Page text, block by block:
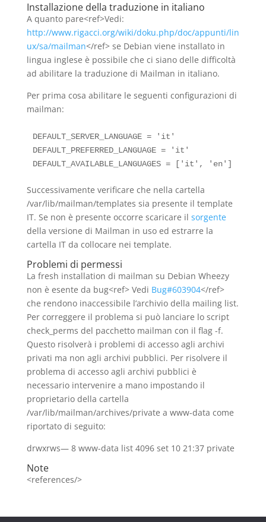
Installazione della traduzione in italiano
A quanto pare<ref>Vedi:
http://www.rigacci.org/wiki/doku.php/doc/appunti/lin
ux/sa/mailman</ref> se Debian viene installato in
lingua inglese è possibile che ci siano delle difficoltà
ad abilitare la traduzione di Mailman in italiano.
Per prima cosa abilitare le seguenti configurazioni di
mailman:
DEFAULT_SERVER_LANGUAGE = 'it'
DEFAULT_PREFERRED_LANGUAGE = 'it'
Successivamente verificare che nella cartella
/var/lib/mailman/templates sia presente il template
IT. Se non è presente occorre scaricare il sorgente
della versione di Mailman in uso ed estrarre la
cartella IT da collocare nei template.
Problemi di permessi
La fresh installation di mailman su Debian Wheezy
non è esente da bug<ref> Vedi Bug#603904</ref>
che rendono inaccessibile l’archivio della mailing list.
Per correggere il problema si può lanciare lo script
check_perms del pacchetto mailman con il flag -f.
Questo risolverà i problemi di accesso agli archivi
privati ma non agli archivi pubblici. Per risolvere il
problema di accesso agli archivi pubblici è
necessario intervenire a mano impostando il
proprietario della cartella
/var/lib/mailman/archives/private a www-data come
riportato di seguito:
drwxrws— 8 www-data list 4096 set 10 21:37 private
Note
<references/>